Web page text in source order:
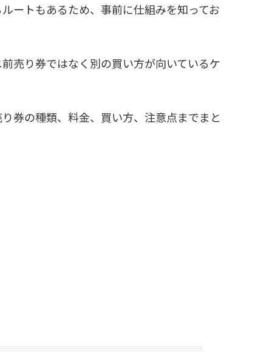
ートもあるため、事前に仕組みを知ってお
売り券ではなく別の買い方が向いているケ
券の種類、料金、買い方、注意点までまと